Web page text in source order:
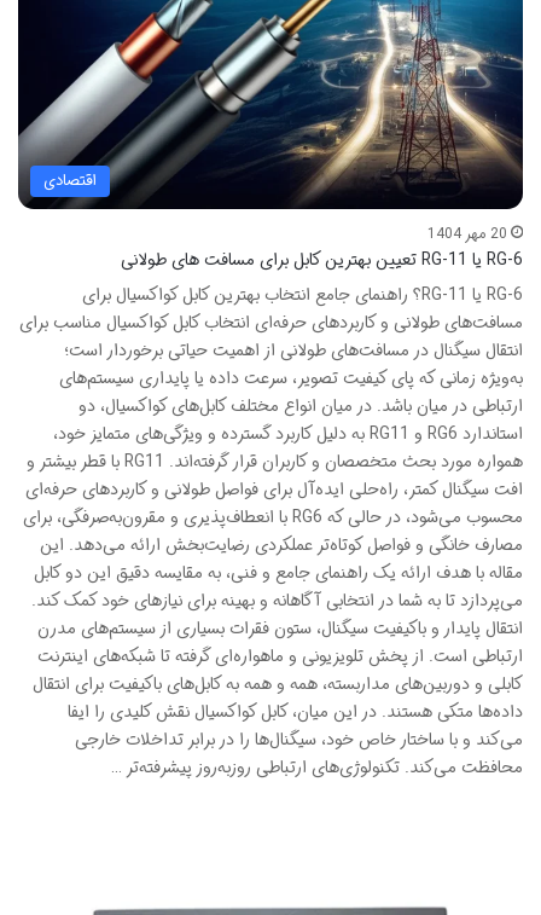
اقتصادی
20 مهر 1404
RG-6 یا RG-11 تعیین بهترین کابل برای مسافت های طولانی
RG-6 یا RG-11؟ راهنمای جامع انتخاب بهترین کابل کواکسیال برای
مسافت‌های طولانی و کاربردهای حرفه‌ای انتخاب کابل کواکسیال مناسب برای
انتقال سیگنال در مسافت‌های طولانی از اهمیت حیاتی برخوردار است؛
به‌ویژه زمانی که پای کیفیت تصویر، سرعت داده یا پایداری سیستم‌های
ارتباطی در میان باشد. در میان انواع مختلف کابل‌های کواکسیال، دو
استاندارد RG6 و RG11 به دلیل کاربرد گسترده و ویژگی‌های متمایز خود،
همواره مورد بحث متخصصان و کاربران قرار گرفته‌اند. RG11 با قطر بیشتر و
افت سیگنال کمتر، راه‌حلی ایده‌آل برای فواصل طولانی و کاربردهای حرفه‌ای
محسوب می‌شود، در حالی که RG6 با انعطاف‌پذیری و مقرون‌به‌صرفگی، برای
مصارف خانگی و فواصل کوتاه‌تر عملکردی رضایت‌بخش ارائه می‌دهد. این
مقاله با هدف ارائه یک راهنمای جامع و فنی، به مقایسه دقیق این دو کابل
می‌پردازد تا به شما در انتخابی آگاهانه و بهینه برای نیازهای خود کمک کند.
انتقال پایدار و باکیفیت سیگنال، ستون فقرات بسیاری از سیستم‌های مدرن
ارتباطی است. از پخش تلویزیونی و ماهواره‌ای گرفته تا شبکه‌های اینترنت
کابلی و دوربین‌های مداربسته، همه و همه به کابل‌های باکیفیت برای انتقال
داده‌ها متکی هستند. در این میان، کابل کواکسیال نقش کلیدی را ایفا
می‌کند و با ساختار خاص خود، سیگنال‌ها را در برابر تداخلات خارجی
محافظت می‌کند. تکنولوژی‌های ارتباطی روزبه‌روز پیشرفته‌تر …